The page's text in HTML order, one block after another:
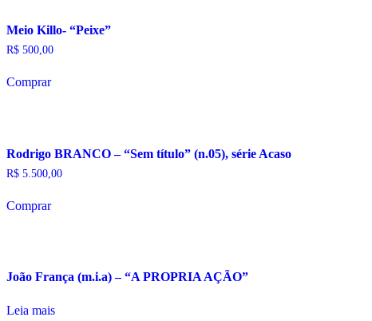
Meio Killo- “Peixe”
R$ 500,00
Comprar
Rodrigo BRANCO – “Sem título” (n.05), série Acaso
R$ 5.500,00
Comprar
João França (m.i.a) – “A PROPRIA AÇÃO”
Leia mais